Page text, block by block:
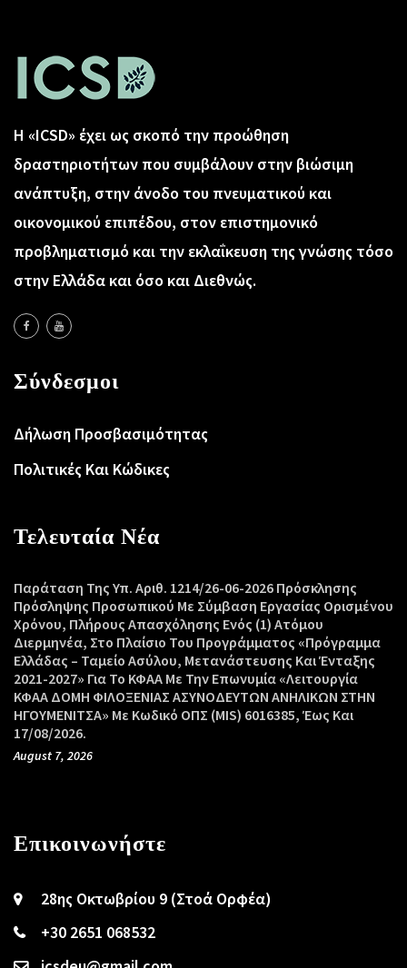
Η «ICSD» έχει ως σκοπό την προώθηση
δραστηριοτήτων που συμβάλουν στην βιώσιμη
ανάπτυξη, στην άνοδο του πνευματικού και
οικονομικού επιπέδου, στον επιστημονικό
προβληματισμό και την εκλαΐκευση της γνώσης τόσο
στην Ελλάδα και όσο και Διεθνώς.
Σύνδεσμοι
Δήλωση Προσβασιμότητας
Πολιτικές Και Κώδικες
Τελευταία Νέα
Παράταση Της Υπ. Αριθ. 1214/26-06-2026 Πρόσκλησης
Πρόσληψης Προσωπικού Με Σύμβαση Εργασίας Ορισμένου
Χρόνου, Πλήρους Απασχόλησης Ενός (1) Ατόμου
Διερμηνέα, Στο Πλαίσιο Του Προγράμματος «Πρόγραμμα
Ελλάδας – Ταμείο Ασύλου, Μετανάστευσης Και Ένταξης
2021-2027» Για Το ΚΦΑΑ Με Την Επωνυμία «Λειτουργία
ΚΦΑΑ ΔΟΜΗ ΦΙΛΟΞΕΝΙΑΣ ΑΣΥΝΟΔΕΥΤΩΝ ΑΝΗΛΙΚΩΝ ΣΤΗΝ
ΗΓΟΥΜΕΝΙΤΣΑ» Με Κωδικό ΟΠΣ (MIS) 6016385, Έως Και
17/08/2026.
August 7, 2026
Επικοινωνήστε
28ης Οκτωβρίου 9 (Στοά Ορφέα)
+30 2651 068532